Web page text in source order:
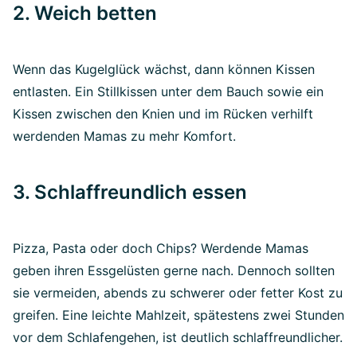
2. Weich betten
Wenn das Kugelglück wächst, dann können Kissen
entlasten. Ein Stillkissen unter dem Bauch sowie ein
Kissen zwischen den Knien und im Rücken verhilft
werdenden Mamas zu mehr Komfort.
3. Schlaffreundlich essen
Pizza, Pasta oder doch Chips? Werdende Mamas
geben ihren Essgelüsten gerne nach. Dennoch sollten
sie vermeiden, abends zu schwerer oder fetter Kost zu
greifen. Eine leichte Mahlzeit, spätestens zwei Stunden
vor dem Schlafengehen, ist deutlich schlaffreundlicher.